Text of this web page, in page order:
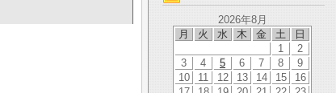
2026年8月
月
火 水 木 金 土 日
1
2
3
4 5 6 7 8
9
10
11 12 13 14 15
16